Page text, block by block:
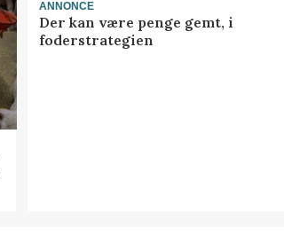
ANNONCE
Der kan være penge gemt, i
foderstrategien